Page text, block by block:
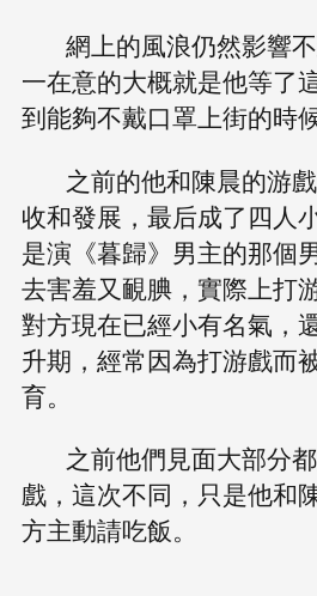
網上的風浪仍然影響
一在意的大概就是他等了
到能夠不戴口罩上街的時候
之前的他和陳晨的游
收和發展，最后成了四人
是演《暮歸》男主的那個
去害羞又靦腆，實際上打
對方現在已經小有名氣，
升期，經常因為打游戲而
育。
之前他們見面大部分
戲，這次不同，只是他和
方主動請吃飯。